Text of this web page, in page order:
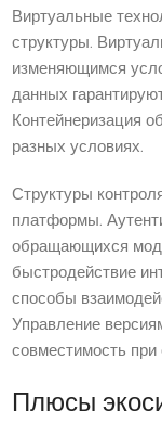
Виртуальные
структуры.
изменяющимся
данных
Контейнеризация
разных условиях.
Структуры
платформы.
обращающихся
быстродействие
способы
Управление
совместимость
Плюсы